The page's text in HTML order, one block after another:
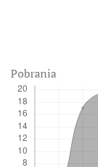
Pobrania